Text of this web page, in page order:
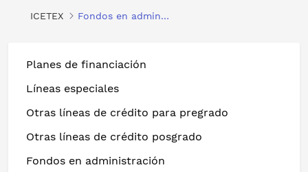
ICETEX Fondos en administración
Planes de financiación
Líneas especiales
Otras líneas de crédito para pregrado
Otras líneas de crédito posgrado
Fondos en administración